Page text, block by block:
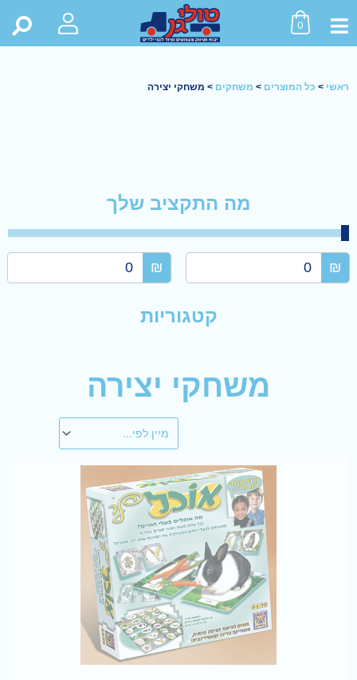
0
ראשי > כל המוצרים > משחקים > משחקי יצירה
מה התקציב שלך
₪
₪
קטגוריות
משחקי יצירה